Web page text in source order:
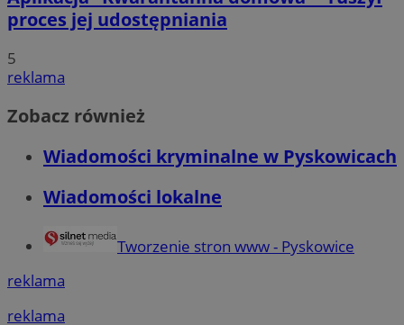
proces jej udostępniania
5
reklama
Zobacz również
Wiadomości kryminalne w Pyskowicach
Wiadomości lokalne
Tworzenie stron www - Pyskowice
reklama
reklama